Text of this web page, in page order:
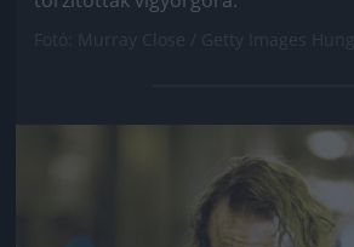
Jön még kép!